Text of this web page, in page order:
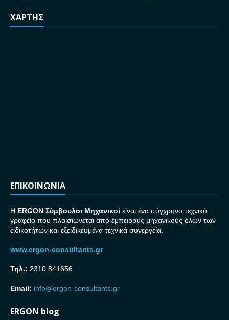
ΧΑΡΤΗΣ
ΕΠΙΚΟΙΝΩΝΙΑ
H ERGON Σύμβουλοι Μηχανικοί είναι ένα σύγχρονο τεχνικό
γραφείο που πλαισιώνεται από έμπειρους μηχανικούς όλων των
ειδικοτήτων και εξειδικευμένα τεχνικά συνεργεία.
www.ergon-consultants.gr
Τηλ.: 2310 841656
Email: info@ergon-consultants.gr
ERGON blog